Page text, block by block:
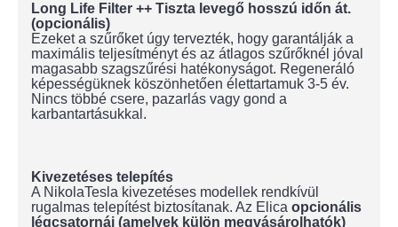
Long Life Filter ++ Tiszta levegő hosszú időn át.
(opcionális)
Ezeket a szűrőket úgy tervezték, hogy garantálják a
maximális teljesítményt és az átlagos szűrőknél jóval
magasabb szagszűrési hatékonyságot. Regeneráló
képességüknek köszönhetően élettartamuk 3-5 év.
Nincs többé csere, pazarlás vagy gond a
karbantartásukkal.
Kivezetéses telepítés
A NikolaTesla kivezetéses modellek rendkívül
rugalmas telepítést biztosítanak. Az Elica opcionális
légcsatornái (amelyek külön megvásárolhatók)